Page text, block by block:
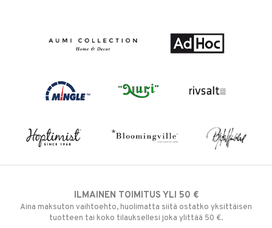
ILMAINEN TOIMITUS YLI 50 €
Aina maksuton vaihtoehto, huolimatta siitä ostatko yksittäisen
tuotteen tai koko tilauksellesi joka ylittää 50 €.